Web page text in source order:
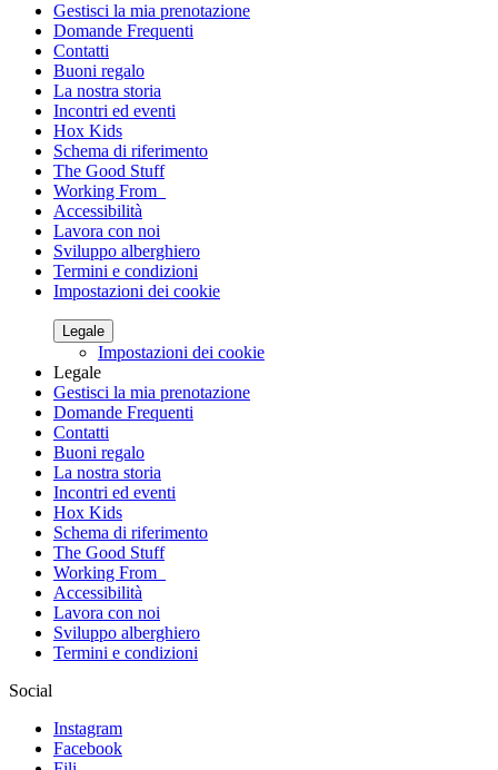
Gestisci la mia prenotazione
Domande Frequenti
Contatti
Buoni regalo
La nostra storia
Incontri ed eventi
Hox Kids
Schema di riferimento
The Good Stuff
Working From_
Accessibilità
Lavora con noi
Sviluppo alberghiero
Termini e condizioni
Impostazioni dei cookie
Legale
Impostazioni dei cookie
Legale
Gestisci la mia prenotazione
Domande Frequenti
Contatti
Buoni regalo
La nostra storia
Incontri ed eventi
Hox Kids
Schema di riferimento
The Good Stuff
Working From_
Accessibilità
Lavora con noi
Sviluppo alberghiero
Termini e condizioni
Social
Instagram
Facebook